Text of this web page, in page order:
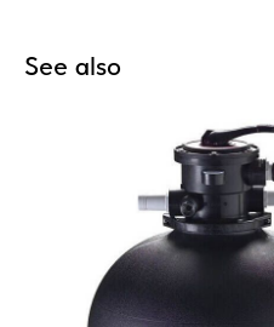
See also